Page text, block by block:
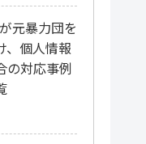
元暴力団を
、個人情報
の対応事例